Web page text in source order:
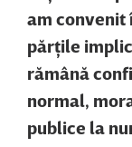
am convenit
părţile
rămână
normal,
publice la